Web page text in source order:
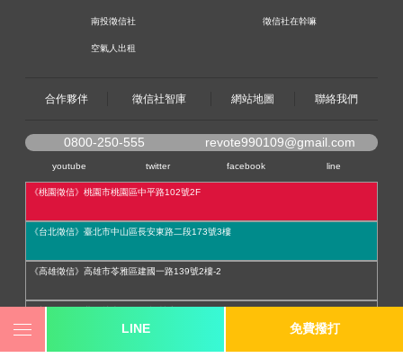
LINE 免費撥打
南投徵信社 徵信社在幹嘛
空氣人出租
合作夥伴 徵信社智庫 網站地圖 聯絡我們
0800-250-555 revote990109@gmail.com
youtube twitter facebook line
《桃園徵信》桃園市桃園區中平路102號2F
《台北徵信》臺北市中山區長安東路二段173號3樓
《高雄徵信》高雄市苓雅區建國一路139號2樓-2
《台中徵信》台中市西區台灣大道一段726號三樓之1